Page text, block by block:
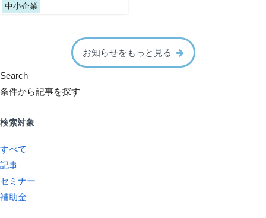
中小企業
お知らせをもっと見る
Search
条件から記事を探す
検索対象
すべて
記事
セミナー
補助金